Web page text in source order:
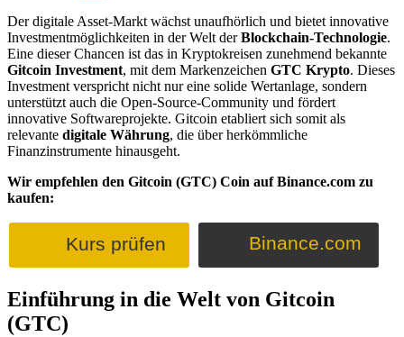
Der digitale Asset-Markt wächst unaufhörlich und bietet innovative
Investmentmöglichkeiten in der Welt derBlockchain-Technologie.
Eine dieser Chancen ist das in Kryptokreisen zunehmend bekannte
Gitcoin Investment, mit dem Markenzeichen GTC Krypto. Dieses
Investment verspricht nicht nur eine solide Wertanlage, sondern
unterstützt auch die Open-Source-Community und fördert
innovative Softwareprojekte. Gitcoin etabliert sich somit als
relevante digitale Währung, die über herkömmliche
Finanzinstrumente hinausgeht.
Wir empfehlen den Gitcoin (GTC) Coin auf Binance.com zu
kaufen:
Binance.com
Kurs prüfen
Einführung in die Welt von Gitcoin
(GTC)